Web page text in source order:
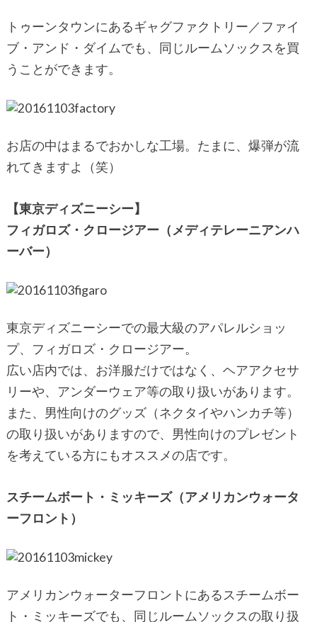
トゥーンタウンにあるギャグファクトリー／ファイ
ブ・アンド・ダイムでも、同じルームソックスを買
うことができます。
お店の中はまるでおかしな工場。たまに、爆弾が流
れてきますよ（笑）
【東京ディズニーシー】
フィガロズ・クロージアー（メディテレーニアンハ
ーバー）
東京ディズニーシーでの最大級のアパレルショッ
プ、フィガロズ・クロージアー。
広い店内では、お洋服だけではなく、ヘアアクセサ
リーや、アンダーウェア等の取り扱いがあります。
また、男性向けのグッズ（ネクタイやハンカチ等）
の取り扱いがありますので、男性向けのプレゼント
を考えている方にもオススメの店です。
スチームボート・ミッキーズ（アメリカンウォータ
ーフロント）
アメリカンウォーターフロントにあるスチームボー
ト・ミッキーズでも、同じルームソックスの取り扱